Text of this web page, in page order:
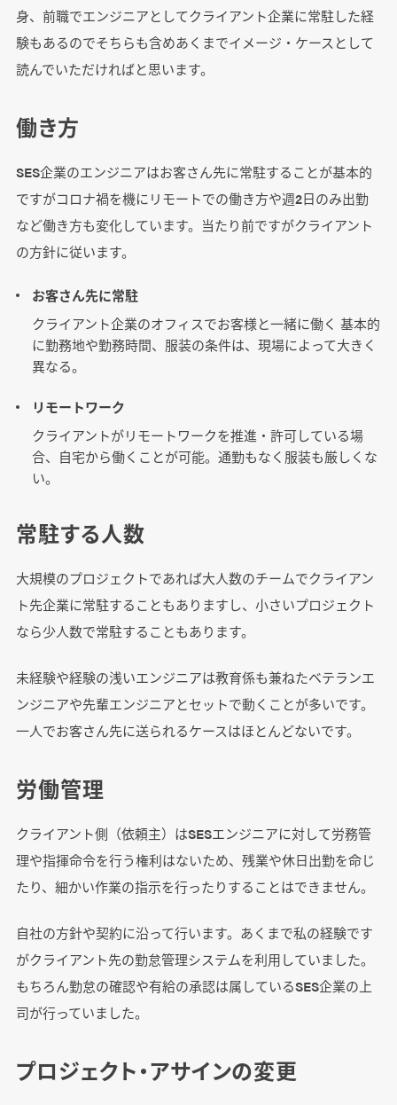
身、前職でエンジニアとしてクライアント企業に常駐した経
験もあるのでそちらも含めあくまでイメージ・ケースとして
読んでいただければと思います。
働き方
SES企業のエンジニアはお客さん先に常駐することが基本的
ですがコロナ禍を機にリモートでの働き方や週2日のみ出勤
など働き方も変化しています。当たり前ですがクライアント
の方針に従います。
お客さん先に常駐
クライアント企業のオフィスでお客様と一緒に働く 基本的
に勤務地や勤務時間、服装の条件は、現場によって大きく
異なる。
リモートワーク
クライアントがリモートワークを推進・許可している場
合、自宅から働くことが可能。通勤もなく服装も厳しくな
い。
常駐する人数
大規模のプロジェクトであれば大人数のチームでクライアン
ト先企業に常駐することもありますし、小さいプロジェクト
なら少人数で常駐することもあります。
未経験や経験の浅いエンジニアは教育係も兼ねたベテランエ
ンジニアや先輩エンジニアとセットで動くことが多いです。
一人でお客さん先に送られるケースはほとんどないです。
労働管理
クライアント側（依頼主）はSESエンジニアに対して労務管
理や指揮命令を行う権利はないため、残業や休日出勤を命じ
たり、細かい作業の指示を行ったりすることはできません。
自社の方針や契約に沿って行います。あくまで私の経験です
がクライアント先の勤怠管理システムを利用していました。
もちろん勤怠の確認や有給の承認は属しているSES企業の上
司が行っていました。
プロジェクト・アサインの変更